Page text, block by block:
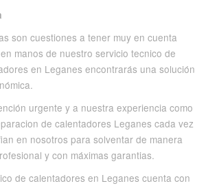
son cuestiones a tener muy en cuenta
manos de nuestro servicio tecnico de
en Leganes encontrarás una solución
urgente y a nuestra experiencia como
de calentadores Leganes cada vez
en nosotros para solventar de manera
y con máximas garantias.
de calentadores en Leganes cuenta con